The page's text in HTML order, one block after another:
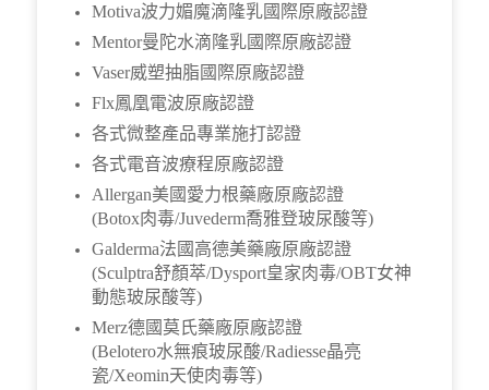
Motiva波力媚魔滴隆乳國際原廠認證
Mentor曼陀水滴隆乳國際原廠認證
Vaser威塑抽脂國際原廠認證
Flx鳳凰電波原廠認證
各式微整產品專業施打認證
各式電音波療程原廠認證
Allergan美國愛力根藥廠原廠認證
(Botox肉毒/Juvederm喬雅登玻尿酸等)
Galderma法國高德美藥廠原廠認證
(Sculptra舒顏萃/Dysport皇家肉毒/OBT女神
動態玻尿酸等)
Merz德國莫氏藥廠原廠認證
(Belotero水無痕玻尿酸/Radiesse晶亮
瓷/Xeomin天使肉毒等)